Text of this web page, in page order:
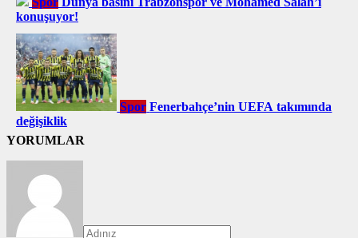
konuşuyor!
Spor Fenerbahçe’nin UEFA takımında
değişiklik
YORUMLAR